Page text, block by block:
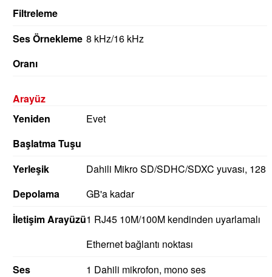
Filtreleme
Ses Örnekleme
Oranı
8 kHz/16 kHz
Arayüz
Yeniden
Başlatma Tuşu
Evet
Yerleşik
Depolama
Dahili Mikro SD/SDHC/SDXC yuvası, 128
GB'a kadar
İletişim Arayüzü1 RJ45 10M/100M kendinden uyarlamalı
Ethernet bağlantı noktası
Ses
1 Dahili mikrofon, mono ses